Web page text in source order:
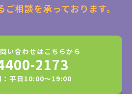
相談を承っております。
い合わせはこちらから
2173
：平日10:00～19:00